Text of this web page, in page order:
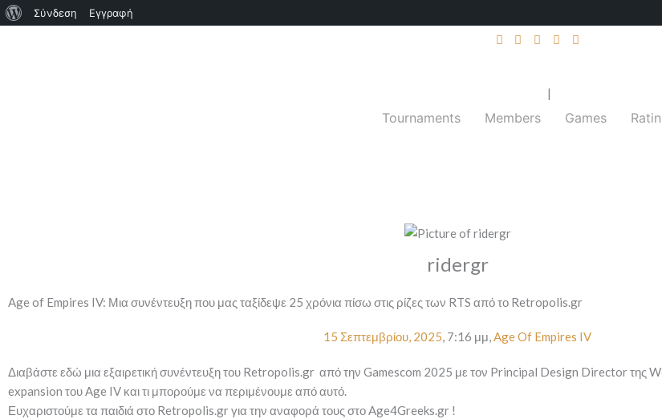
Σχετικά
Σύνδεση Εγγραφή
Tournaments Members Games
|
ridergr
Age of Empires IV: Μια συνέντευξη που μας ταξίδεψε 25 χρόνια πίσω στις ρίζες των RTS από το Retropolis.gr
15 Σεπτεμβρίου, 2025, 7:16 μμ,Age Of Empires IV
Διαβάστε εδώ μια εξαιρετική συνέντευξη του Retropolis.gr από την Gamescom 2025 με τον Principal Design Director της
expansion του Age IV και τι μπορούμε να περιμένουμε από αυτό.
Ευχαριστούμε τα παιδιά στο Retropolis.gr για την αναφορά τους στο Age4Greeks.gr !